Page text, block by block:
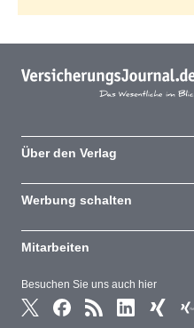
Besuchen Sie uns auch hier
Über den Verlag
Werbung schalten
Mitarbeiten